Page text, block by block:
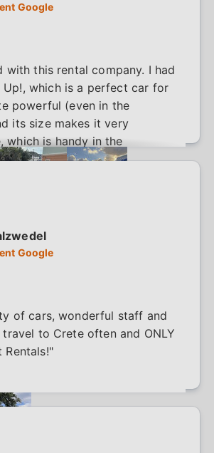
Google
with this rental company. I had
Up!, which is a perfect car for
powerful (even in the
its size makes it very
which is handy in the
narrow streets. The car was
hotel and picked up again at
vacation. The all-in price was
The driver was very friendly
The service was quick
highly recommend this."
Google
of cars, wonderful staff and
to Crete often and ONLY
Rentals!"